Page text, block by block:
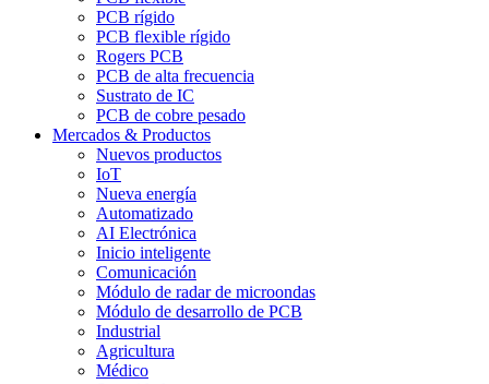
PCB rígido
PCB flexible rígido
Rogers PCB
PCB de alta frecuencia
Sustrato de IC
PCB de cobre pesado
Mercados & Productos
Nuevos productos
IoT
Nueva energía
Automatizado
AI Electrónica
Inicio inteligente
Comunicación
Módulo de radar de microondas
Módulo de desarrollo de PCB
Industrial
Agricultura
Médico